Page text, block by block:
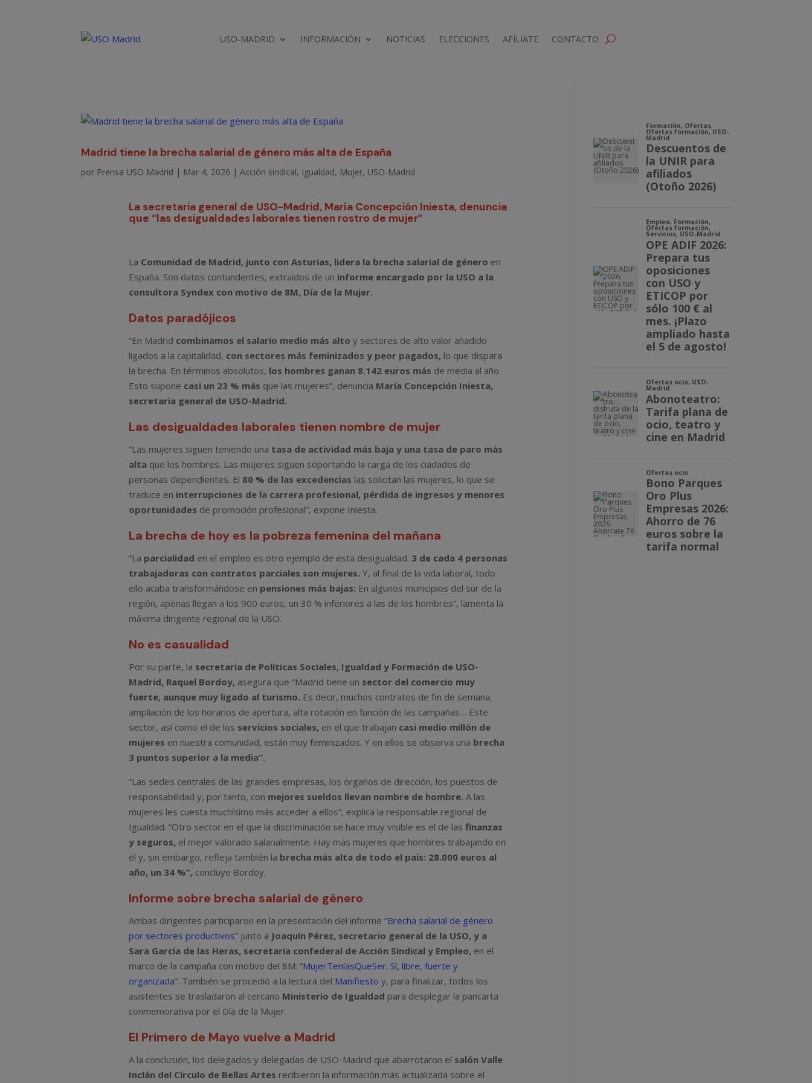
USO-MADRID INFORMACIÓN NOTICIAS ELECCIONES AFÍLIATE CONTACTO
Madrid tiene la brecha salarial de género más alta de España
por Prensa USO Madrid | Mar 4, 2026 |Acción sindical, Igualdad, Mujer, USO-Madrid
La secretaria general de USO-Madrid, María Concepción Iniesta, denuncia
que “las desigualdades laborales tienen rostro de mujer”
La Comunidad de Madrid, junto con Asturias, lidera la brecha salarial de género en
España. Son datos contundentes, extraídos de un informe encargado por la USO a la
consultora Syndex con motivo de 8M, Día de la Mujer.
Datos paradójicos
“En Madrid combinamos el salario medio más alto y sectores de alto valor añadido
ligados a la capitalidad, con sectores más feminizados y peor pagados, lo que dispara
la brecha. En términos absolutos, los hombres ganan 8.142 euros más de media al año.
Esto supone casi un 23 % más que las mujeres”, denuncia María Concepción Iniesta,
secretaria general de USO-Madrid.
Las desigualdades laborales tienen nombre de mujer
“Las mujeres siguen teniendo una tasa de actividad más baja y una tasa de paro más
alta que los hombres. Las mujeres siguen soportando la carga de los cuidados de
personas dependientes. El 80 % de las excedencias las solicitan las mujeres, lo que se
traduce en interrupciones de la carrera profesional, pérdida de ingresos y menores
oportunidades de promoción profesional”, expone Iniesta.
La brecha de hoy es la pobreza femenina del mañana
“La parcialidad en el empleo es otro ejemplo de esta desigualdad. 3 de cada 4 personas
trabajadoras con contratos parciales son mujeres. Y, al final de la vida laboral, todo
ello acaba transformándose en pensiones más bajas: En algunos municipios del sur de la
región, apenas llegan a los 900 euros, un 30 % inferiores a las de los hombres”, lamenta la
máxima dirigente regional de la USO.
No es casualidad
Por su parte, la secretaria de Políticas Sociales, Igualdad y Formación de USO-
Madrid, Raquel Bordoy, asegura que “Madrid tiene un sector del comercio muy
fuerte, aunque muy ligado al turismo. Es decir, muchos contratos de fin de semana,
ampliación de los horarios de apertura, alta rotación en función de las campañas… Este
sector, así como el de los servicios sociales, en el que trabajan casi medio millón de
mujeres en nuestra comunidad, están muy feminizados. Y en ellos se observa una brecha
3 puntos superior a la media”.
“Las sedes centrales de las grandes empresas, los órganos de dirección, los puestos de
responsabilidad y, por tanto, con mejores sueldos llevan nombre de hombre. A las
mujeres les cuesta muchísimo más acceder a ellos”, explica la responsable regional de
Igualdad. “Otro sector en el que la discriminación se hace muy visible es el de las finanzas
y seguros, el mejor valorado salarialmente. Hay más mujeres que hombres trabajando en
él y, sin embargo, refleja también la brecha más alta de todo el país: 28.000 euros al
año, un 34 %”, concluye Bordoy.
Informe sobre brecha salarial de género
Ambas dirigentes participaron en la presentación del informe “Brecha salarial de género
por sectores productivos” junto a Joaquín Pérez, secretario general de la USO, y a
Sara García de las Heras, secretaria confederal de Acción Sindical y Empleo, en el
marco de la campaña con motivo del 8M: “MujerTeníasQueSer. Sí, libre, fuerte y
organizada”. También se procedió a la lectura del Manifiesto y, para finalizar, todos los
asistentes se trasladaron al cercano Ministerio de Igualdad para desplegar la pancarta
conmemorativa por el Día de la Mujer.
El Primero de Mayo vuelve a Madrid
A la conclusión, los delegados y delegadas de USO-Madrid que abarrotaron el salón Valle
Inclán del Círculo de Bellas Artes recibieron la información más actualizada sobre el